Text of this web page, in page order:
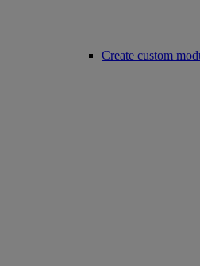
Create custom